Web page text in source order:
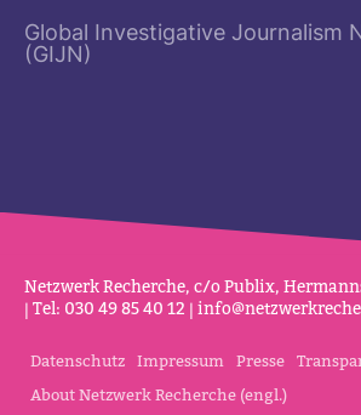
Global Investigative Journalism
(GIJN)
Netz­werk Recherche, c/o Publix,
| Tel: 030 49 85 40 12 |
Datenschutz Impressum Presse
About Netzwerk Recherche (engl.)